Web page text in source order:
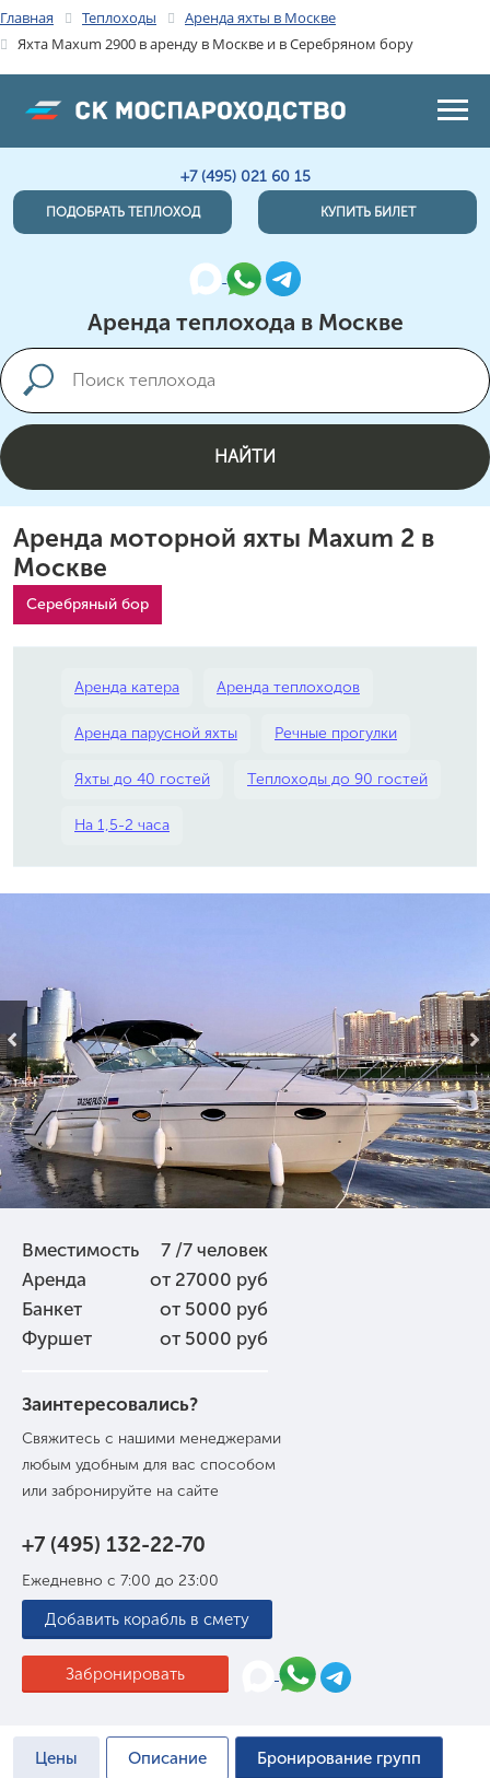
Главная Теплоходы
Аренда яхты в Москве
Яхта Maxum 2900 в аренду в Москве и в Серебряном бору
+7 (495) 021 60 15
ПОДОБРАТЬ ТЕПЛОХОД КУПИТЬ БИЛЕТ
Аренда теплохода в Москве
НАЙТИ
Аренда моторной яхты Maxum 2 в
Москве
Серебряный бор
Аренда катера Аренда теплоходов
Аренда парусной яхты Речные прогулки
Яхты до 40 гостей Теплоходы до 90 гостей
На 1,5-2 часа
Вместимость
7 /7 человек
Аренда
от 27000 руб
Банкет
от 5000 руб
Фуршет
от 5000 руб
Заинтересовались?
Свяжитесь с нашими менеджерами
любым удобным для вас способом
или забронируйте на сайте
Забронировать
+7 (495) 132-22-70
Ежедневно с 7:00 до 23:00
Добавить корабль в смету
Цены Описание Бронирование групп